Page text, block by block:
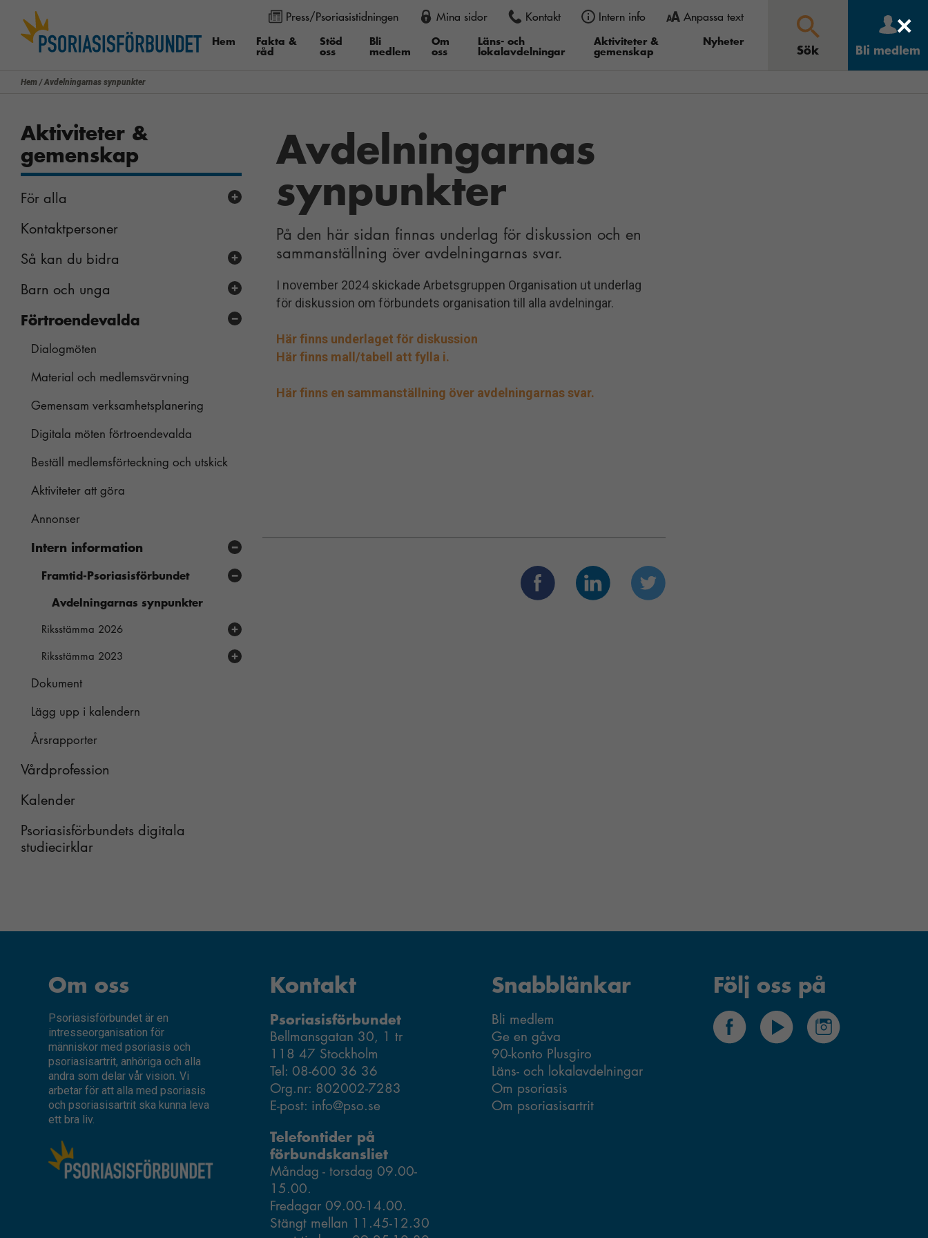
Använd knapparna för att ändra textstorleken på sidan. Du kan också justera storleken permanent i din webbläsare, genom att gå in under
menyalternativet ”Visa”. I Internet Explorer och Firefox väljer du därefter ”Textstorlek”, i Google Chrome ”Zooma in” eller ”Zooma ut” och i Opera
”Zoomfaktor”.
Mindre Återställ
Press/Psoriasistidningen Mina sidor Kontakt Intern info
Anpassa text
Hem
Fakta &
råd
Stöd
oss
Bli
medlem
Om
oss
Läns- och
lokalavdelningar
Aktiviteter &
gemenskap
Nyheter
Sök Bli medlem
Hem /Avdelningarnas synpunkter
Aktiviteter &
gemenskap
För alla
Webinar om vårdförlopp psoriasis 27
Nya medlemmar och nyfikna
Kontaktpersoner
Så kan du bidra
Ge visitkort till en frisör
Dela en personlig berättelse
Tipsa om vårt medlemskap
Barn och unga
Närstående till barn och unga
Förtroendevalda
Dialogmöten
Material och medlemsvärvning
Gemensam verksamhetsplanering
Digitala möten förtroendevalda
Beställ medlemsförteckning och utskick
Aktiviteter att göra
Annonser
Intern information
Framtid-Psoriasisförbundet
Avdelningarnas synpunkter
Riksstämma 2026
Föredragningslista och handlingar
Riksstämma 2023
Handlingar
Protokoll och dokument
Dokument
Lägg upp i kalendern
Årsrapporter
Vårdprofession
Kalender
Psoriasisförbundets digitala
studiecirklar
Avdelningarnas
synpunkter
På den här sidan finnas underlag för diskussion och en
sammanställning över avdelningarnas svar.
I november 2024 skickade Arbetsgruppen Organisation ut underlag
för diskussion om förbundets organisation till alla avdelningar.
Här finns underlaget för diskussion
Här finns mall/tabell att fylla i.
Här finns en sammanställning över avdelningarnas svar.
Om oss
Psoriasisförbundet är en
intresseorganisation för
människor med psoriasis och
psoriasisartrit, anhöriga och alla
andra som delar vår vision. Vi
arbetar för att alla med psoriasis
och psoriasisartrit ska kunna leva
ett bra liv.
Kontakt
Psoriasisförbundet
Bellmansgatan 30, 1 tr
118 47 Stockholm
Tel: 08-600 36 36
Org.nr: 802002-7283
E-post: info@pso.se
Telefontider på
förbundskansliet
Måndag - torsdag 09.00-
15.00.
Fredagar 09.00-14.00.
Stängt mellan 11.45-12.30
Snabblänkar
Bli medlem
Ge en gåva
90-konto Plusgiro
Läns- och lokalavdelningar
Om psoriasis
Om psoriasisartrit
Följ oss på
×